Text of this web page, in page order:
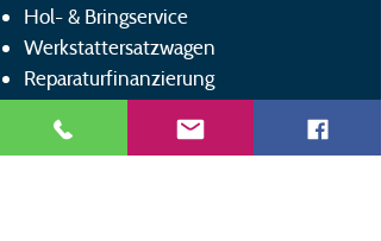
Hol- & Bringservice
Werkstattersatzwagen
Reparaturfinanzierung